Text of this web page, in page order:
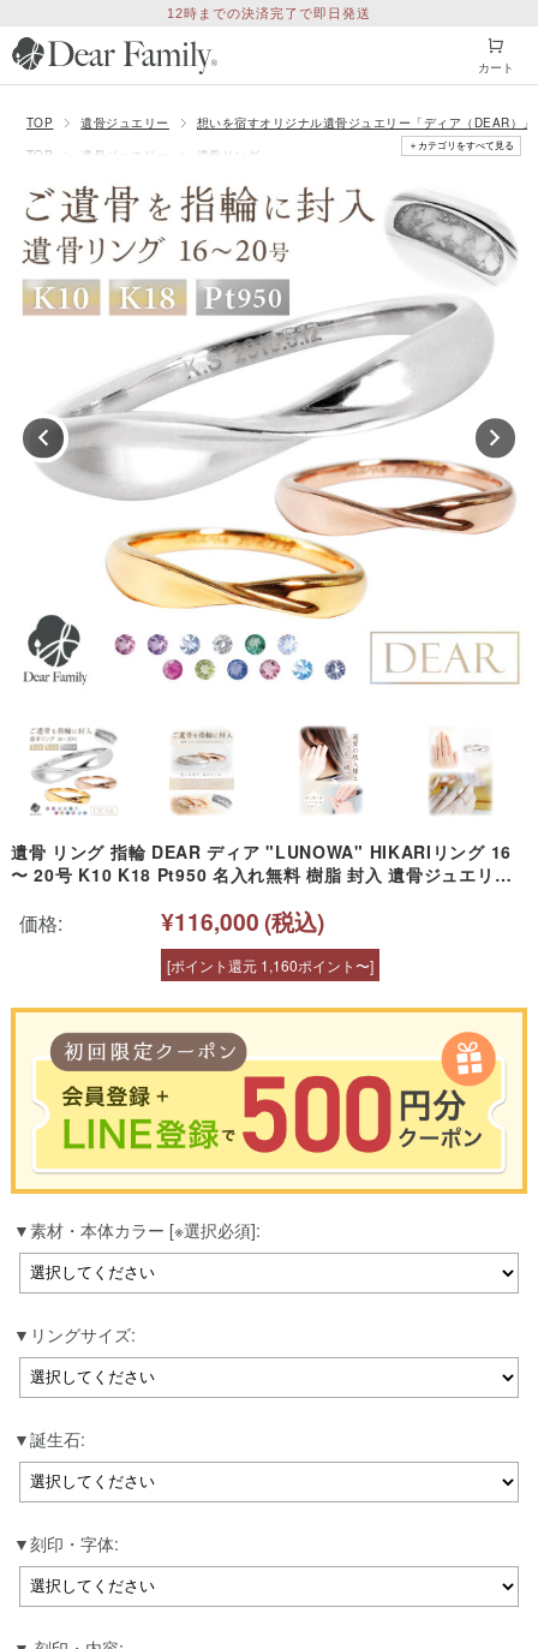
12時までの決済完了で即日発送
カート
TOP 遺骨ジュエリー
想いを宿すオリジナル遺骨ジュエリー「ディア（DEAR）」
TOP
遺骨ジュエリー
遺骨リング
TOP
遺骨ジュエリー 価格から探す 50001円〜100000円
＋カテゴリをすべて見る
遺骨 リング 指輪 DEAR ディア "LUNOWA" HIKARIリング 16
〜 20号 K10 K18 Pt950 名入れ無料 樹脂 封入 遺骨ジュエリー
水子供養 人間 お骨 加工 遺骨アクセサリー 遺骨リング
価格: ¥116,000(税込)
[ポイント還元 1,160ポイント〜]
お買い物の前のご登録がおすすめです。
LINEのアカウントを使って簡単に会員登録＆ログインすることも可能です。
素材・本体カラー [※選択必須]:
リングサイズ:
誕生石:
刻印・字体: